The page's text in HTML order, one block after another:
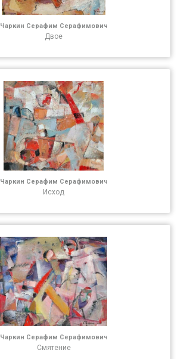
Чаркин Серафим Серафимович
Двое
Чаркин Серафим Серафимович
Исход
Чаркин Серафим Серафимович
Смятение